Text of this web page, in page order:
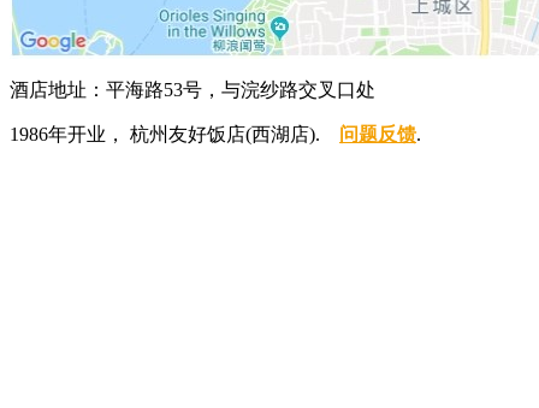
酒店地址：平海路53号，与浣纱路交叉口处
1986年开业， 杭州友好饭店(西湖店). 问题反馈.